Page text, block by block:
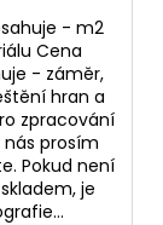
- m2
Cena
- záměr,
hran a
zpracování
prosím
Pokud není
je